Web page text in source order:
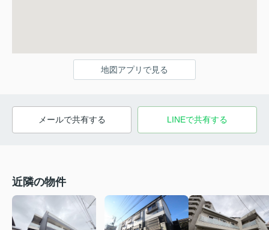
地図アプリで見る
メールで共有する LINEで共有する
近隣の物件